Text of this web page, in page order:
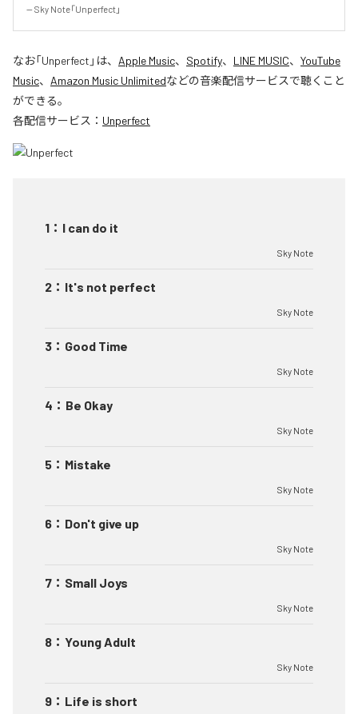
-- Sky Note「Unperfect」
なお「Unperfect 」は、 Apple Music、 Spotify、 LINE MUSIC、 YouTube
Music、 Amazon Music Unlimitedなどの音楽配信サービスで聴くこと
ができる。
各配信サービス： Unperfect
1 ： I can do it
Sky Note
2 ： It's not perfect
Sky Note
3 ： Good Time
Sky Note
4 ： Be Okay
Sky Note
5 ： Mistake
Sky Note
6 ： Don't give up
Sky Note
7 ： Small Joys
Sky Note
8 ： Young Adult
Sky Note
9 ： Life is short